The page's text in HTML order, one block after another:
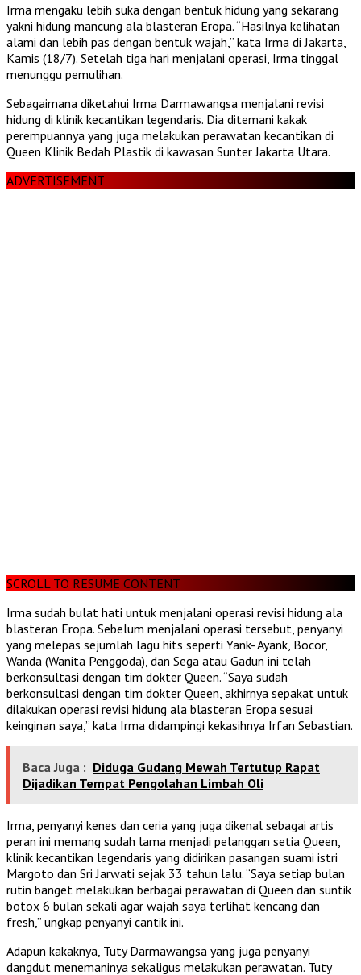
Irma mengaku lebih suka dengan bentuk hidung yang sekarang
yakni hidung mancung ala blasteran Eropa. “Hasilnya kelihatan
alami dan lebih pas dengan bentuk wajah,” kata Irma di Jakarta,
Kamis (18/7). Setelah tiga hari menjalani operasi, Irma tinggal
menunggu pemulihan.
Sebagaimana diketahui Irma Darmawangsa menjalani revisi
hidung di klinik kecantikan legendaris. Dia ditemani kakak
perempuannya yang juga melakukan perawatan kecantikan di
Queen Klinik Bedah Plastik di kawasan Sunter Jakarta Utara.
ADVERTISEMENT
SCROLL TO RESUME CONTENT
Irma sudah bulat hati untuk menjalani operasi revisi hidung ala
blasteran Eropa. Sebelum menjalani operasi tersebut, penyanyi
yang melepas sejumlah lagu hits seperti Yank- Ayank, Bocor,
Wanda (Wanita Penggoda), dan Sega atau Gadun ini telah
berkonsultasi dengan tim dokter Queen. “Saya sudah
berkonsultasi dengan tim dokter Queen, akhirnya sepakat untuk
dilakukan operasi revisi hidung ala blasteran Eropa sesuai
keinginan saya,” kata Irma didampingi kekasihnya Irfan Sebastian.
Baca Juga : Diduga Gudang Mewah Tertutup Rapat
Dijadikan Tempat Pengolahan Limbah Oli
Irma, penyanyi kenes dan ceria yang juga dikenal sebagai artis
peran ini memang sudah lama menjadi pelanggan setia Queen,
klinik kecantikan legendaris yang didirikan pasangan suami istri
Margoto dan Sri Jarwati sejak 33 tahun lalu. “Saya setiap bulan
rutin banget melakukan berbagai perawatan di Queen dan suntik
botox 6 bulan sekali agar wajah saya terlihat kencang dan
fresh,” ungkap penyanyi cantik ini.
Adapun kakaknya, Tuty Darmawangsa yang juga penyanyi
dangdut menemaninya sekaligus melakukan perawatan. Tuty